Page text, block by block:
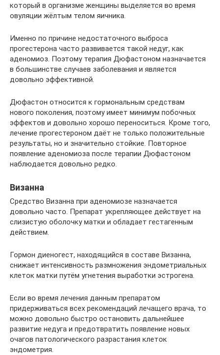
который в организме женщины выделяется во время
овуляции жёлтым телом яичника.
Именно по причине недостаточного выброса
прогестерона часто развивается такой недуг, как
аденомиоз. Поэтому терапия Дюфастоном назначается
в большинстве случаев заболевания и является
довольно эффективной.
Дюфастон относится к гормональным средствам
нового поколения, поэтому имеет минимум побочных
эффектов и довольно хорошо переноситься. Кроме того,
лечение прогестероном даёт не только положительные
результаты, но и значительно стойкие. Повторное
появление аденомиоза после терапии Дюфастоном
наблюдается довольно редко.
Визанна
Средство Визанна при аденомиозе назначается
довольно часто. Препарат укрепляющее действует на
слизистую оболочку матки и обладает гестагенным
действием.
Гормон диеногест, находящийся в составе Визанна,
снижает интенсивность размножения эндометриальных
клеток матки путём угнетения выработки эстрогена.
Если во время лечения данным препаратом
придерживаться всех рекомендаций лечащего врача, то
можно довольно быстро остановить дальнейшее
развитие недуга и предотвратить появление новых
очагов патологического разрастания клеток
эндометрия.